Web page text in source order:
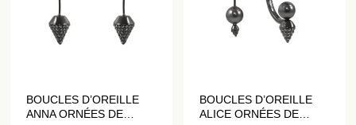
BOUCLES D’OREILLE
ANNA ORNÉES DE
BOUCLES D’OREILLE
ALICE ORNÉES DE